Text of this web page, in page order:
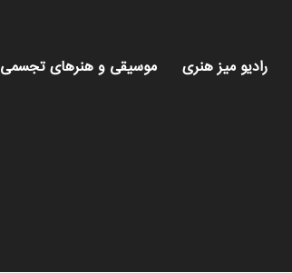
رادیو میز هنری موسیقی و هنرهای تجسمی